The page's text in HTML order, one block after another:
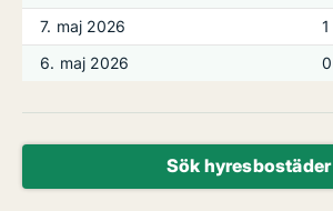
7. maj 2026
1
6. maj 2026
0
Sök hyresbostäder